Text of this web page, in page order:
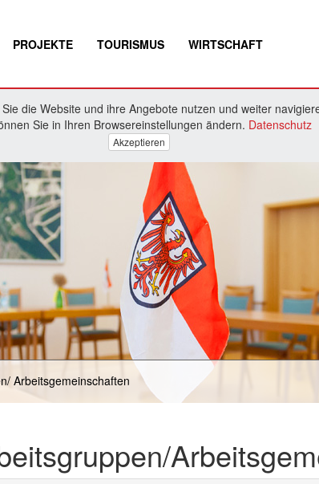
PROJEKTE TOURISMUS WIRTSCHAFT
die Website und ihre Angebote nutzen und weiter
Sie in Ihren Browsereinstellungen ändern. Datenschutz
Akzeptieren
Arbeitsgemeinschaften